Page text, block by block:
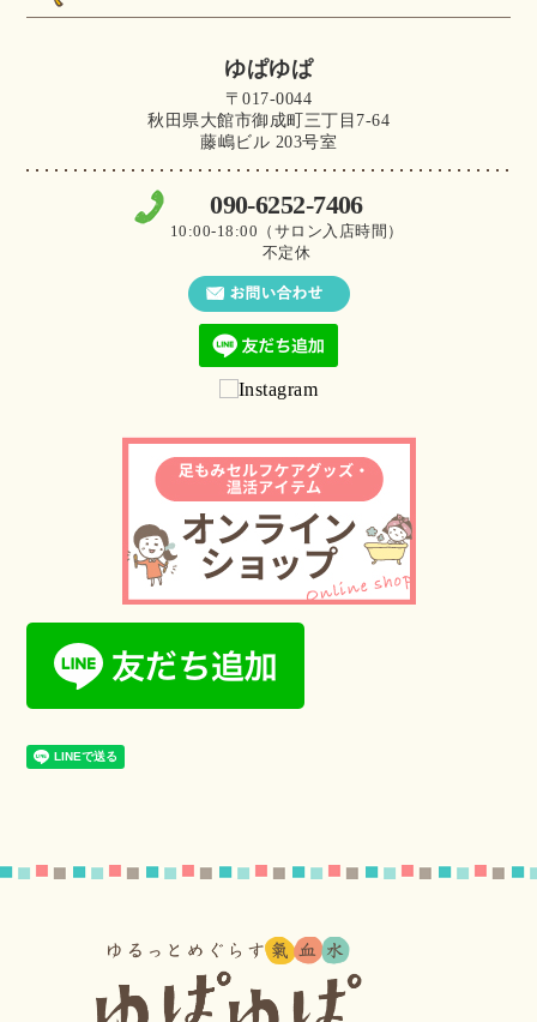
ゆぱゆぱ
〒017-0044
秋田県大館市御成町三丁目7-64
藤嶋ビル 203号室
090-6252-7406
10:00-18:00（サロン入店時間）
不定休